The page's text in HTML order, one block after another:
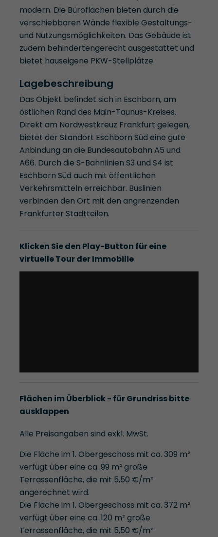
modern. Die Büroflächen bieten durch die
verschiebbaren Wände flexible Gestaltungs-
und Nutzungsmöglichkeiten. Das Gebäude ist
zudem behindertengerecht ausgestattet und
bietet hauseigene PKW-Stellplätze.
Lagebeschreibung
Das Objekt befindet sich in Eschborn, am
östlichen Rand des Main-Taunus-Kreises.
Direkt am Nordwestkreuz Frankfurt gelegen,
bietet der Standort Eschborn Süd eine gute
Anbindung an die Bundesautobahn A5 und
A66. Durch die S-Bahnlinien S3 und S4 ist
Eschborn Süd auch mit öffentlichen
Verkehrsmitteln erreichbar. Buslinien
verbinden den Ort mit den angrenzenden
Frankfurter Stadtteilen.
Klicken Sie den Play-Button für eine
virtuelle Tour der Immobilie
Flächen im Überblick - für Grundriss bitte
ausklappen
Alle Preisangaben sind exkl. MwSt.
Die Fläche im 1. Obergeschoss mit ca. 309 m²
verfügt über eine ca. 99 m² große
Terrassenfläche, die mit 5,50 €/m²
angerechnet wird.
Die Fläche im 1. Obergeschoss mit ca. 372 m²
verfügt über eine ca. 120 m² große
Terrassenfläche, die mit 5,50 €/m²